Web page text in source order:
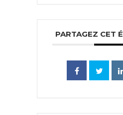
PARTAGEZ CET